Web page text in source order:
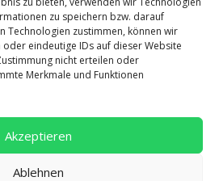
zu speichern bzw. darauf
Technologien zustimmen, können wir
eindeutige IDs auf dieser Website
nicht erteilen oder
Merkmale und Funktionen
Akzeptieren
Ablehnen